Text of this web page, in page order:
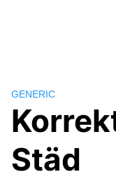
GENERIC
Städ